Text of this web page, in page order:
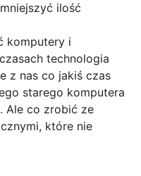
ilość
komputery i
technologia
z nas co jakiś czas
starego komputera
Ale co zrobić ze
które nie